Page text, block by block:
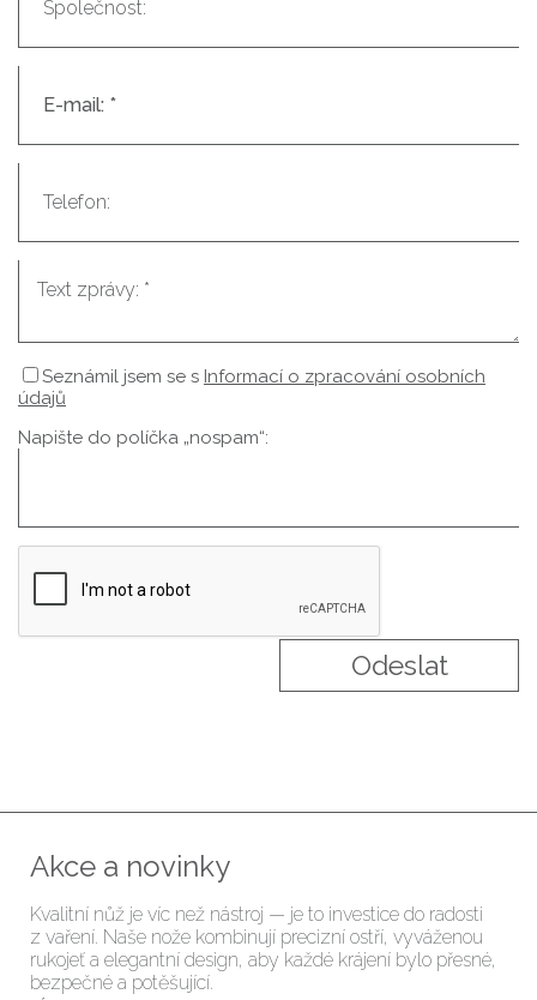
Seznámil jsem se s Informací o zpracování osobních
údajů
Napište do políčka „nospam“:
Akce a novinky
Kvalitní nůž je víc než nástroj — je to investice do radosti
z vaření. Naše nože kombinují precizní ostří, vyváženou
rukojeť a elegantní design, aby každé krájení bylo přesné,
bezpečné a potěšující.